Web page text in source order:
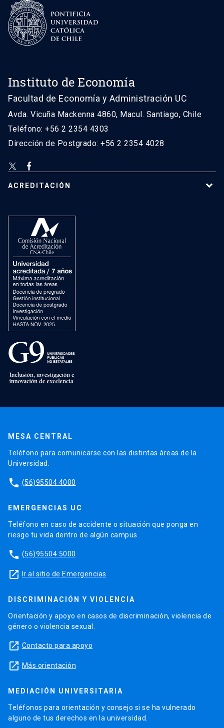
Instituto de Economía
Facultad de Economía y Administración UC
Avda. Vicuña Mackenna 4860, Macul. Santiago, Chile
Teléfono: +56 2 2354 4303
Dirección de Postgrado: +56 2 2354 4028
ACREDITACIÓN
MESA CENTRAL
Teléfono para comunicarse con las distintas áreas de la
Universidad.
phone (56)95504 4000
EMERGENCIAS UC
Teléfono en caso de accidente o situación que ponga en
riesgo tu vida dentro de algún campus.
phone (56)95504 5000
launch Ir al sitio de Emergencias
DISCRIMINACIÓN Y VIOLENCIA
Orientación y apoyo en casos de discriminación, violencia de
género o violencia sexual.
launch Contacto para apoyo
launch Más orientación
MEDIACIÓN UNIVERSITARIA
Teléfonos para orientación y consejo si se ha vulnerado
alguno de tus derechos en la universidad.